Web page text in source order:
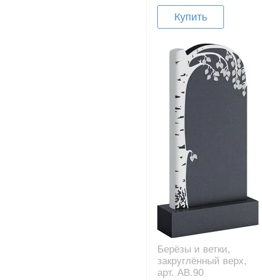
Купить
Берёзы и ветки,
закруглённый верх,
арт. AB.90